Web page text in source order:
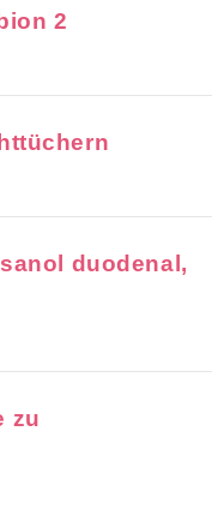
2
duodenal,
zu